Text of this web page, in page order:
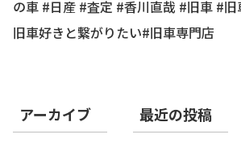
の車 #日産 #査定 #香川直哉 #旧車 #
旧車好きと繋がりたい#旧車専門店
アーカイブ 最近の投稿